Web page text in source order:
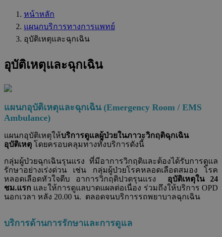
หน้าหลัก
แผนกบริการทางการแพทย์
อุบัติเหตุและฉุกเฉิน
อุบัติเหตุและฉุกเฉิน
แผนกอุบัติเหตุและฉุกเฉิน (Emergency Room / EMS
Ambulance)
แผนกอุบัติเหตุให้บริการดูแลผู้ป่วยในภาวะวิกฤติฉุกเฉิน
อุบัติเหตุ โดยครอบคลุมทางทั้งบริการดังนี้
กลุ่มผู้ป่วยฉุกเฉินรุนแรง ที่มีอาการวิกฤติและต้องได้รับการดูแล
รักษาอย่างเร่งด่วน เช่น กลุ่มผู้ป่วยโรคหลอดเลือดสมอง โรค
หลอดเลือดหัวใจตีบ อาการวิกฤติปวดรุนแรง อุบัติเหตุใน 24
ชม.แรก และให้การดูแลบาดแผลต่อเนื่อง ร่วมถึงให้บริการ OPD
นอกเวลา หลัง 20.00 น. ตลอดจนบริการรถพยาบาลฉุกเฉิน
บริการด้านการรักษาและการดูแล